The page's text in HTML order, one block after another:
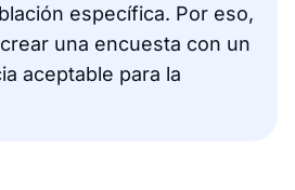
específica. Por eso,
una encuesta con un
aceptable para la